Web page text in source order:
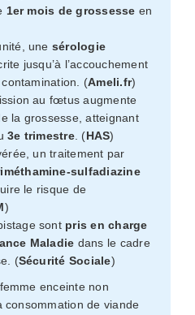
1er mois de grossesse en
une sérologie
jusqu’à l’accouchement
(Ameli.fr)
au fœtus augmente
la grossesse, atteignant
3e trimestre. (HAS)
un traitement par
sulfadiazine
le risque de
)
sont pris en charge
Maladie dans le cadre
(Sécurité Sociale)
enceinte non
consommation de viande